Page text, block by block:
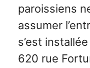
paroissiens
assumer
s’est
620 rue